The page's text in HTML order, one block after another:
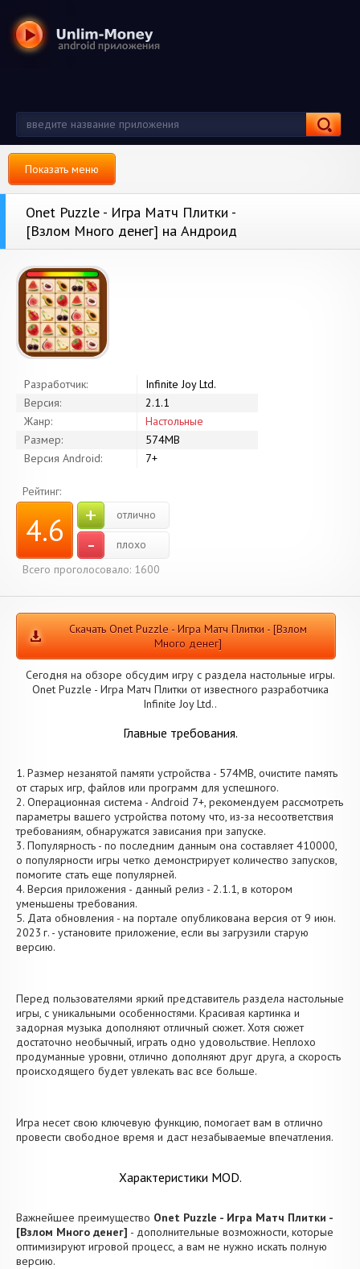
Показать меню
Onet Puzzle - Игра Матч Плитки -
[Взлом Много денег] на Андроид
Разработчик:
Infinite Joy Ltd.
Версия:
2.1.1
Жанр:
Настольные
Размер:
574MB
Версия Android:
7+
Рейтинг:
4.6 + отлично
-
плохо
Всего проголосовало: 1600
Скачать Onet Puzzle - Игра Матч Плитки - [Взлом
Много денег]
Сегодня на обзоре обсудим игру с раздела настольные игры.
Onet Puzzle - Игра Матч Плитки от известного разработчика
Infinite Joy Ltd..
Главные требования.
1. Размер незанятой памяти устройства - 574MB, очистите память
от старых игр, файлов или программ для успешного.
2. Операционная система - Android 7+, рекомендуем рассмотреть
параметры вашего устройства потому что, из-за несоответствия
требованиям, обнаружатся зависания при запуске.
3. Популярность - по последним данным она составляет 410000,
о популярности игры четко демонстрирует количество запусков,
помогите стать еще популярней.
4. Версия приложения - данный релиз - 2.1.1, в котором
уменьшены требования.
5. Дата обновления - на портале опубликована версия от 9 июн.
2023 г. - установите приложение, если вы загрузили старую
версию.
Перед пользователями яркий представитель раздела настольные
игры, с уникальными особенностями. Красивая картинка и
задорная музыка дополняют отличный сюжет. Хотя сюжет
достаточно необычный, играть одно удовольствие. Неплохо
продуманные уровни, отлично дополняют друг друга, а скорость
происходящего будет увлекать вас все больше.
Игра несет свою ключевую функцию, помогает вам в отлично
провести свободное время и даст незабываемые впечатления.
Характеристики MOD.
Важнейшее преимущество Onet Puzzle - Игра Матч Плитки -
[Взлом Много денег] - дополнительные возможности, которые
оптимизируют игровой процесс, а вам не нужно искать полную
версию.